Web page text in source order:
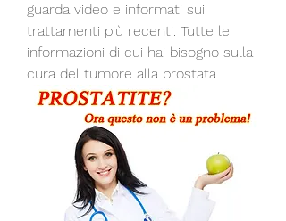
guarda video e informati sui
trattamenti più recenti. Tutte le
informazioni di cui hai bisogno sulla
cura del tumore alla prostata.